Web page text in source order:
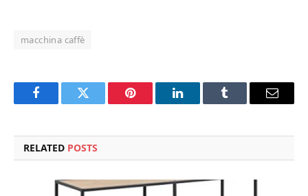
macchina caffè
FacebookTwitter Pinterest LinkedInTumblr Email
RELATED POSTS